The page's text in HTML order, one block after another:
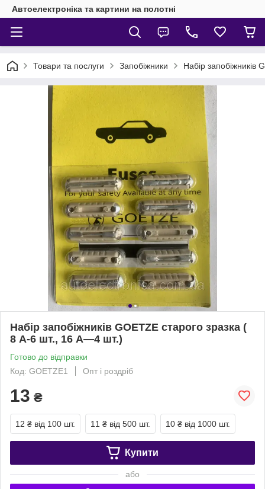
Автоелектроніка та картини на полотні
Товари та послуги Запобіжники Набір
Набір запобіжників GOETZE старого зразка (
8 А-6 шт., 16 А—4 шт.)
Готово до відправки
Код: GOETZE1
Опт і роздріб
13 ₴
12 ₴ від 100 шт. 11 ₴ від 500 шт. 10 ₴ від 1000 шт.
Купити
або